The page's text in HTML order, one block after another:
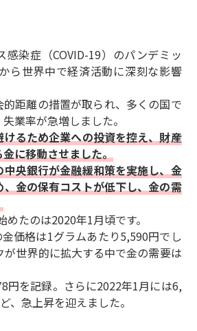
感染症（COVID-19）のパンデミッ
ら世界中で経済活動に深刻な影響
距離の措置が取られ、多くの国で
業率が急増しました。
るため企業への投資を控え、財産
に移動させました。
央銀行が金融緩和策を実施し、金
金の保有コストが低下し、金の需
めたのは2020年1月頃です。
価格は1グラムあたり5,590円でし
世界的に拡大する中で金の需要は
円を記録。さらに2022年1月には6,
、急上昇を迎えました。